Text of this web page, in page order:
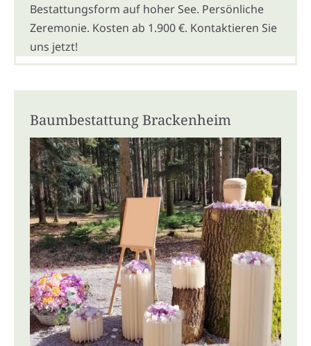
Bestattungsform auf hoher See. Persönliche
Zeremonie. Kosten ab 1.900 €. Kontaktieren Sie
uns jetzt!
Baumbestattung Brackenheim